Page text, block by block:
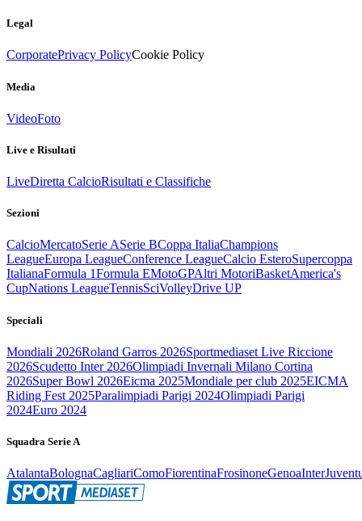
Legal
CorporatePrivacy PolicyCookie Policy
Media
VideoFoto
Live e Risultati
LiveDiretta CalcioRisultati e Classifiche
Sezioni
CalcioMercatoSerie ASerie BCoppa ItaliaChampions
LeagueEuropa LeagueConference LeagueCalcio EsteroSupercoppa
ItalianaFormula 1Formula EMotoGPAltri MotoriBasketAmerica's
CupNations LeagueTennisSciVolleyDrive UP
Speciali
Mondiali 2026Roland Garros 2026Sportmediaset Live Riccione
2026Scudetto Inter 2026Olimpiadi Invernali Milano Cortina
2026Super Bowl 2026Eicma 2025Mondiale per club 2025EICMA
Riding Fest 2025Paralimpiadi Parigi 2024Olimpiadi Parigi
2024Euro 2024
Squadra Serie A
AtalantaBolognaCagliariComoFiorentinaFrosinoneGenoaInter